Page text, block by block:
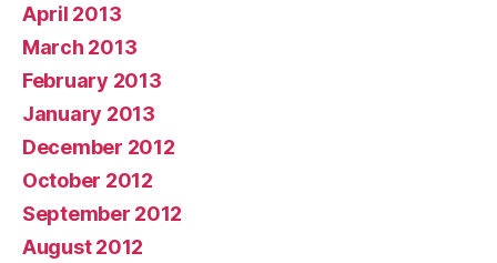
April 2013
March 2013
February 2013
January 2013
December 2012
October 2012
September 2012
August 2012